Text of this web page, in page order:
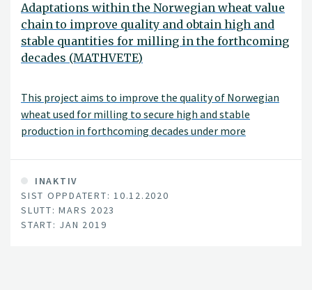
Adaptations within the Norwegian wheat value
chain to improve quality and obtain high and
stable quantities for milling in the forthcoming
decades (MATHVETE)
This project aims to improve the quality of Norwegian
wheat used for milling to secure high and stable
production in forthcoming decades under more
production for milling is the most efficient way to
achieve increased domestic food production in Norway
and it will strengthen the competitiveness in the
agricultural sector.
INAKTIV
SIST OPPDATERT: 10.12.2020
SLUTT: MARS 2023
START: JAN 2019